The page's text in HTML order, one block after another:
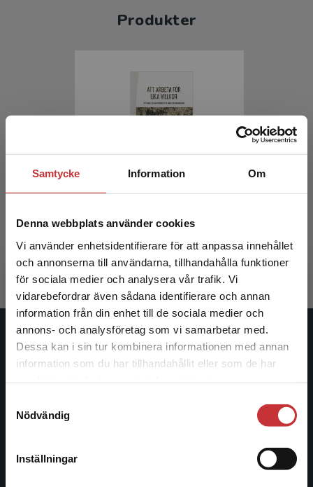
Samtycke Information Om
Denna webbplats använder cookies
Vi använder enhetsidentifierare för att anpassa innehållet
och annonserna till användarna, tillhandahålla funktioner
för sociala medier och analysera vår trafik. Vi
vidarebefordrar även sådana identifierare och annan
information från din enhet till de sociala medier och
annons- och analysföretag som vi samarbetar med.
Dessa kan i sin tur kombinera informationen med annan
information som du har tillhandahållit eller som de har
Nödvändig
Inställningar
Begränsad fraktregion
Det verkar som att du besöker
studentlitteratur.se via en enhet utanför Sverige.
Vi erbjuder inte leveranser utanför Sverige. För
att kunna slutföra ett köp måste
Produkter
Att arbeta för lika villkor
Keisu, Britt-Inger m.fl (red.)
396 krinkl. moms
Exkl. moms: 374 kr
Studentlitteratur
facklitteratur, utbildningar och digitala
informationstjänster i utbudet, finns Studentlitteratur med